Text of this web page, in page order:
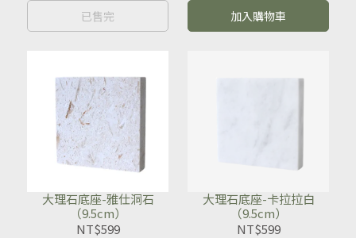
已售完 加入購物車
大理石底座-雅仕洞石
（9.5cm）
NT$599
大理石底座-卡拉拉白
（9.5cm）
NT$599